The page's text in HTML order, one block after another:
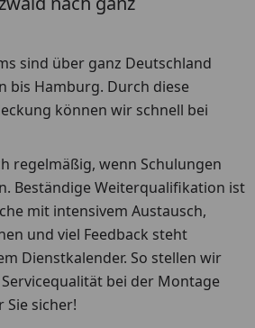
sind über ganz Deutschland
bis Hamburg. Durch diese
können wir schnell bei
regelmäßig, wenn Schulungen
Beständige Weiterqualifikation ist
mit intensivem Austausch,
und viel Feedback steht
Dienstkalender. So stellen wir
bei der Montage
sicher!